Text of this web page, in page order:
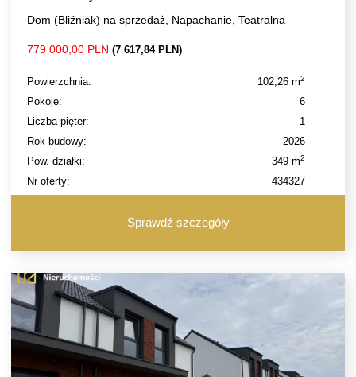
Dom (Bliźniak) na sprzedaż, Napachanie, Teatralna
779 000,00 PLN (7 617,84 PLN)
Powierzchnia: 102,26 m2
Pokoje:
6
Liczba pięter:
1
Rok budowy:
2026
Pow. działki:
349 m2
Nr oferty: 434327
Sprawdź szczegóły